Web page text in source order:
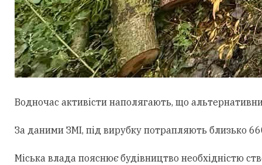
Водночас активісти наполягають, що
За даними ЗМІ, під вирубку потрапляють близько
Міська влада пояснює будівництво необхідністю